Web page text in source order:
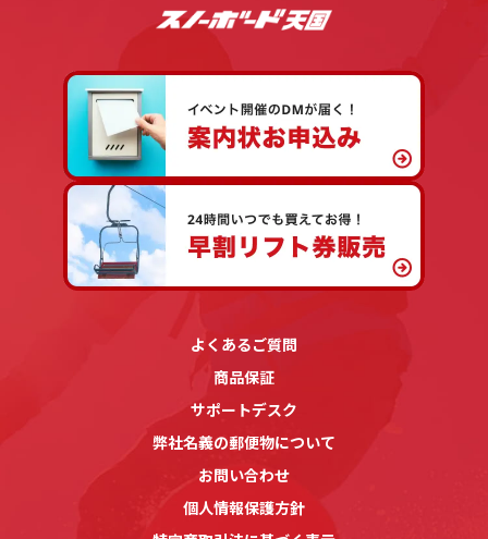
よくあるご質問
商品保証
サポートデスク
弊社名義の郵便物について
お問い合わせ
個人情報保護方針